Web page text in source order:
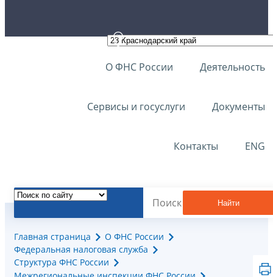
О ФНС России Деятельность
Сервисы и госуслуги Документы
Контакты ENG
Найти
Главная страница
О ФНС России
Федеральная налоговая служба
Структура ФНС России